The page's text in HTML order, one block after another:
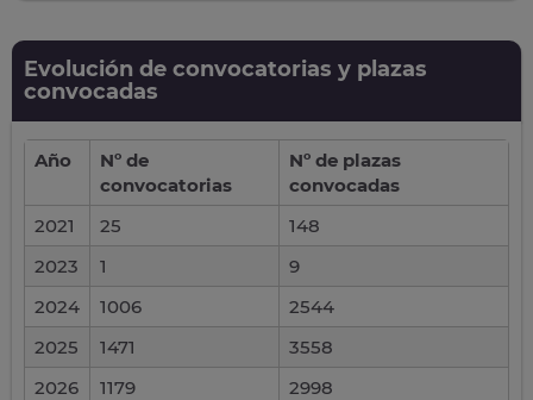
Evolución de convocatorias y plazas
convocadas
Año
Nº de
convocatorias
Nº de plazas
convocadas
2021
25
148
2023
1
9
2024
1006
2544
2025
1471
3558
2026
1179 2998